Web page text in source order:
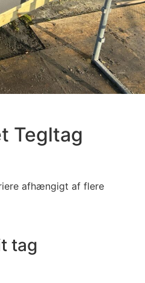
Tegltag
afhængigt af flere
tag